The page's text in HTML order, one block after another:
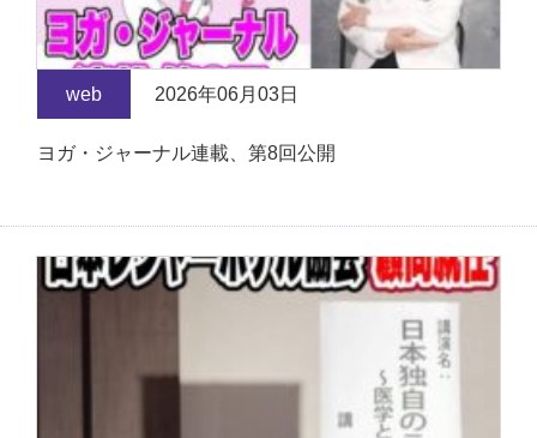
web 2026年06月03日
ヨガ・ジャーナル連載、第8回公開